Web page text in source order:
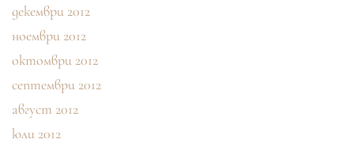
декември 2012
ноември 2012
октомври 2012
септември 2012
август 2012
юли 2012